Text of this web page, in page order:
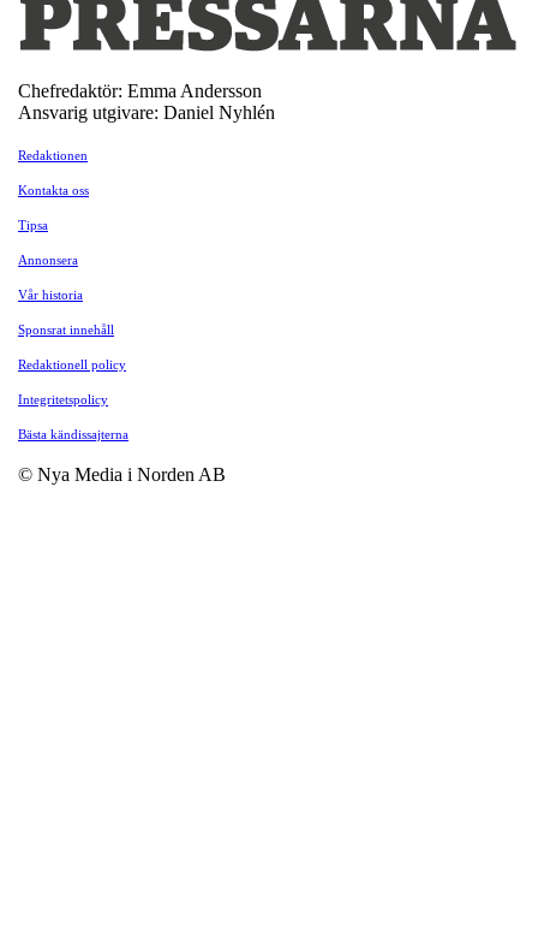
Chefredaktör: Emma Andersson
Ansvarig utgivare: Daniel Nyhlén
Redaktionen
Kontakta oss
Tipsa
Annonsera
Vår historia
Sponsrat innehåll
Redaktionell policy
Integritetspolicy
Bästa kändissajterna
© Nya Media i Norden AB